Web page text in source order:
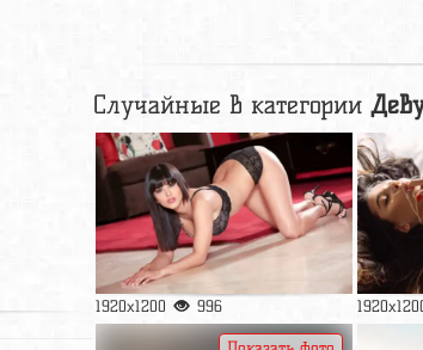
Случайные в категории
1920x1200 996